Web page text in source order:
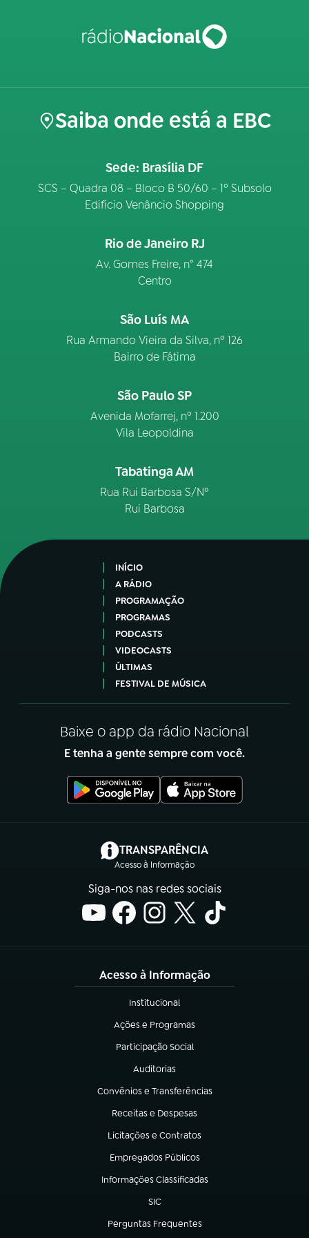
Saiba onde está a EBC
Sede: Brasília DF
SCS – Quadra 08 – Bloco B 50/60 – 1º Subsolo
Edifício Venâncio Shopping
Rio de Janeiro RJ
Av. Gomes Freire, n° 474
Centro
São Luís MA
Rua Armando Vieira da Silva, nº 126
Bairro de Fátima
São Paulo SP
Avenida Mofarrej, nº 1.200
Vila Leopoldina
Tabatinga AM
Rua Rui Barbosa S/Nº
Rui Barbosa
INÍCIO
A RÁDIO
PROGRAMAÇÃO
PROGRAMAS
PODCASTS
VIDEOCASTS
ÚLTIMAS
FESTIVAL DE MÚSICA
Baixe o app da rádio Nacional
E tenha a gente sempre com você.
TRANSPARÊNCIA
Acesso à Informação
(abre em nova aba)
Siga-nos nas redes sociais
Acesso à Informação
Institucional
(abre em nova aba)
Ações e Programas
(abre em nova aba)
Participação Social
(abre em nova aba)
Auditorias
(abre em nova aba)
Convênios e Transferências
(abre em nova aba)
Receitas e Despesas
(abre em nova aba)
Licitações e Contratos
(abre em nova aba)
Empregados Públicos
(abre em nova aba)
Informações Classificadas
(abre em nova aba)
SIC
(abre em nova aba)
Perguntas Frequentes
(abre em nova aba)